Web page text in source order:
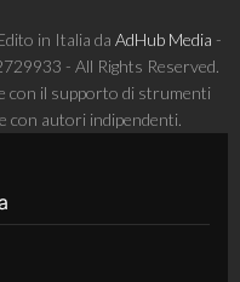
in Italia da AdHub Media -
- All Rights Reserved.
con il supporto di strumenti
con autori indipendenti.